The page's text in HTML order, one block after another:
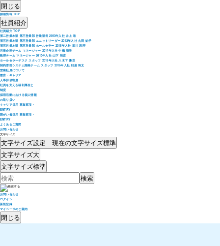
閉じる
採用情報 TOP
社員紹介
社員紹介 TOP
第二営業本部 第三営業部 営業部長 2013年入社 井上 彰
第三営業本部 第三営業部 ユニットリーダー 2012年入社 丸岡 鮎子
第三営業本部 第三営業部 ホールセラー 2018年入社 深川 恵理
営業企画チーム マネージャー 2014年入社 中嶋 瑠美
数理チーム マネージャー 2015年入社 山下 和彦
ホールセラーデスク スタッフ 2018年入社 八木下 優花
契約管理システム開発チーム スタッフ 2016年入社 別府 将太
営業社員について
教育・キャリア
人事評価制度
社員を支える福利厚生と
制度
採用活動における個人情報
の取り扱い
キャリア採用 募集要項・
ENTRY
障がい者採用 募集要項・
ENTRY
よくあるご質問
お問い合わせ
文字サイズ
文字サイズ設定 現在の文字サイズ標準
文字サイズ大
文字サイズ標準
お問い合わせ
ログイン
新規登録
マイページのご案内
閉じる